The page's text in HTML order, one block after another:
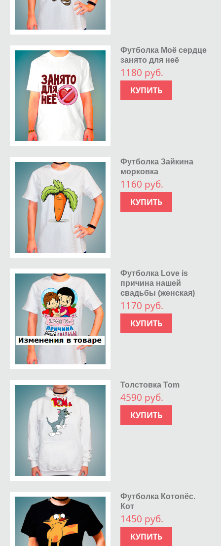
Футболка Моё сердце
занято для неё
1180 руб.
КУПИТЬ
Футболка Зайкина
морковка
1160 руб.
КУПИТЬ
Футболка Love is
причина нашей
свадьбы (женская)
1170 руб.
КУПИТЬ
Толстовка Tom
4590 руб.
КУПИТЬ
Футболка Котопёс.
Кот
1450 руб.
КУПИТЬ